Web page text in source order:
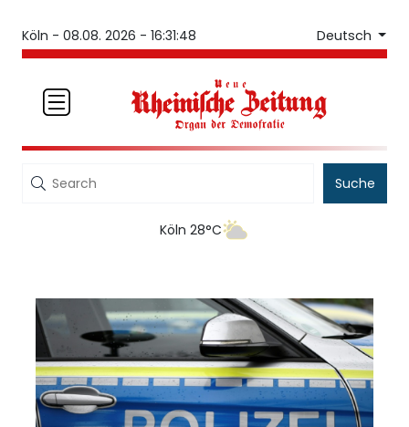
Köln - 08.08. 2026 - 16:31:48 Deutsch
Suche
Köln 28°C